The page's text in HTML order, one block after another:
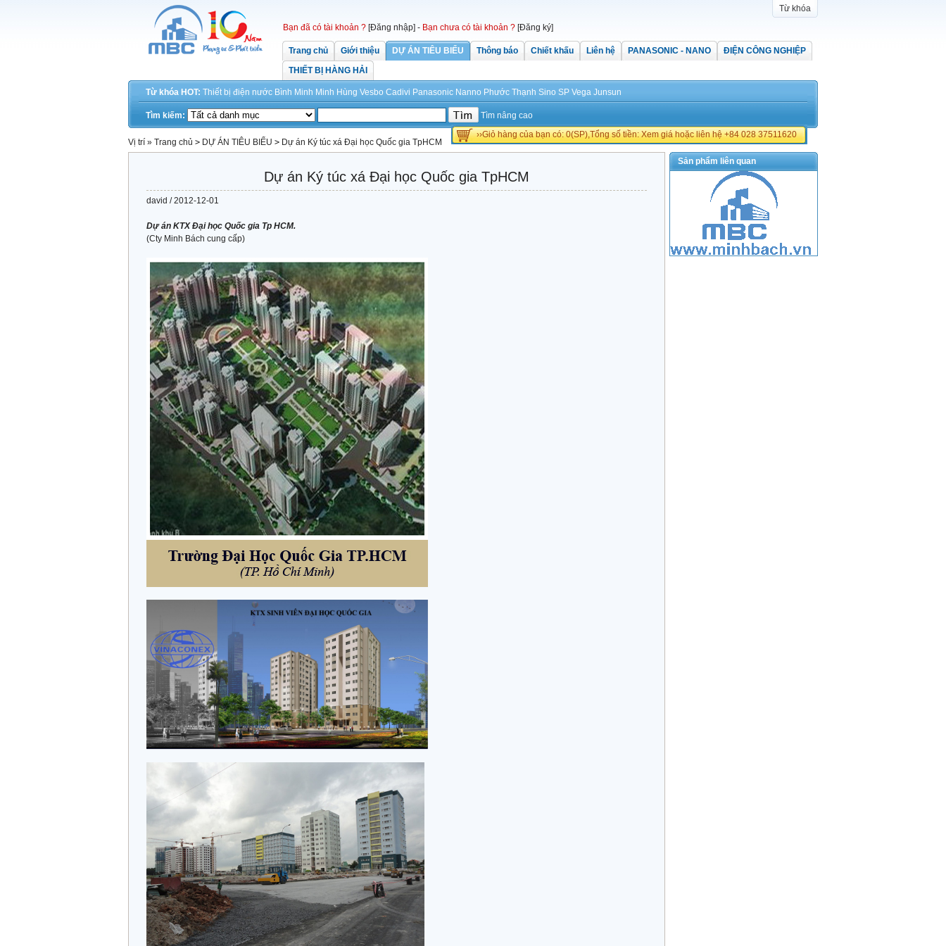
Từ khóa
Bạn đã có tài khoản ? [Đăng nhập] - Bạn chưa có tài khoản ? [Đăng ký]
Trang chủ Giới thiệu DỰ ÁN TIÊU BIỂU Thông báo Chiết khấu Liên hệ PANASONIC - NANO
ĐIỆN CÔNG NGHIỆP
THIẾT BỊ HÀNG HẢI
Từ khóa HOT: Thiết bị điện nước Bình Minh Minh Hùng Vesbo Cadivi Panasonic Nanno Phước Thạnh Sino SP Vega Junsun
Tìm kiếm:
Tìm nâng cao
››Giỏ hàng của bạn có: 0(SP),Tổng số tiền: Xem giá hoặc liên hệ +84 028 37511620
Vị trí » Trang chủ > DỰ ÁN TIÊU BIỂU > Dự án Ký túc xá Đại học Quốc gia TpHCM
Dự án Ký túc xá Đại học Quốc gia TpHCM
david / 2012-12-01
Dự án KTX Đại học Quốc gia Tp HCM.
(Cty Minh Bách cung cấp)
Sản phẩm liên quan